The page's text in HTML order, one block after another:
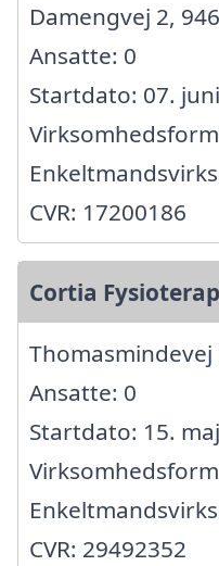
Damengvej 2,
Ansatte: 0
Startdato: 07.
CVR: 17200186
Cortia
Ansatte: 0
Startdato: 15.
CVR: 29492352